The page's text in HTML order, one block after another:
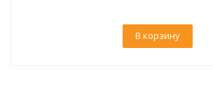
В корзину